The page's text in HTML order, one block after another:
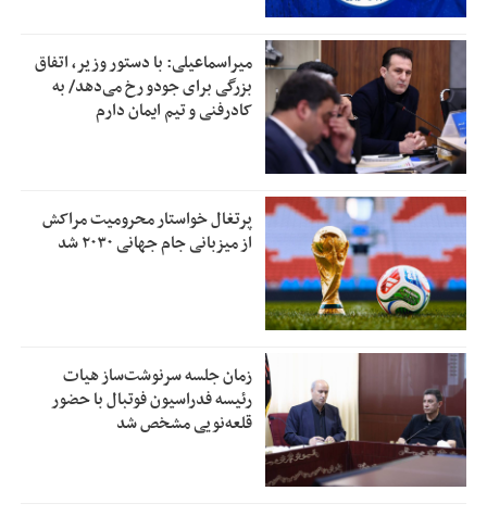
میراسماعیلی: با دستور وزیر، اتفاق
بزرگی برای جودو رخ می‌دهد/ به
کادرفنی و تیم ایمان دارم
پرتغال خواستار محرومیت مراکش
از میزبانی جام جهانی ۲۰۳۰ شد
زمان جلسه سرنوشت‌ساز هیات
رئیسه فدراسیون فوتبال با حضور
قلعه‌نویی مشخص شد